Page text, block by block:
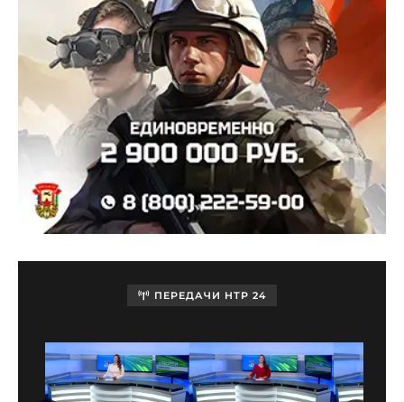
ПЕРЕДАЧИ НТР 24